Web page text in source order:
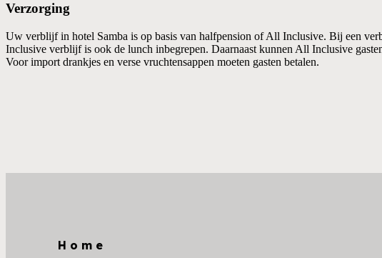
Verzorging
Uw verblijf in hotel Samba is op basis van halfpension of All Inclusive. Bij een
Inclusive verblijf is ook de lunch inbegrepen. Daarnaast kunnen All Inclusive
Voor import drankjes en verse vruchtensappen moeten gasten betalen.
Home